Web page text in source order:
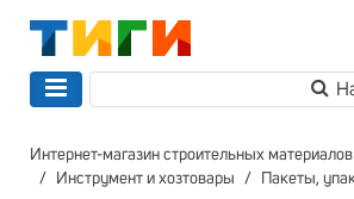
Интернет-магазин строительных материалов
Инструмент и хозтовары
Пакеты,